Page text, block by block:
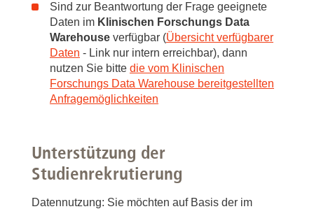
Sind zur Beantwortung der Frage geeignete
Daten im Klinischen Forschungs Data
Warehouse verfügbar (Übersicht verfügbarer
Daten - Link nur intern erreichbar), dann
nutzen Sie bitte die vom Klinischen
Forschungs Data Warehouse bereitgestellten
Anfragemöglichkeiten
Unterstützung der
Studienrekrutierung
Datennutzung: Sie möchten auf Basis der im